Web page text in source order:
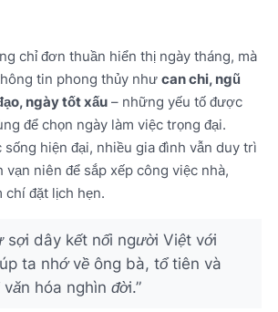
chỉ đơn thuần hiển thị ngày tháng, mà
tin phong thủy như can chi, ngũ
ngày tốt xấu – những yếu tố được
để chọn ngày làm việc trọng đại.
sống hiện đại, nhiều gia đình vẫn duy trì
niên để sắp xếp công việc nhà,
chí đặt lịch hẹn.
sợi dây kết nối người Việt với
ta nhớ về ông bà, tổ tiên và
hóa nghìn đời.”